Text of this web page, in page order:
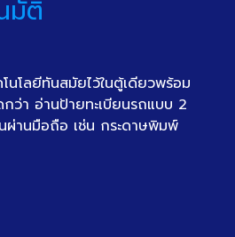
มัติ
นโลยีทันสมัยไว้ในตู้เดียวพร้อม
ว่า อ่านป้ายทะเบียนรถแบบ 2
ผ่านมือถือ เช่น กระดาษพิมพ์